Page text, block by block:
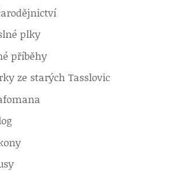
plky
příběhy
ze starých Tasslovic